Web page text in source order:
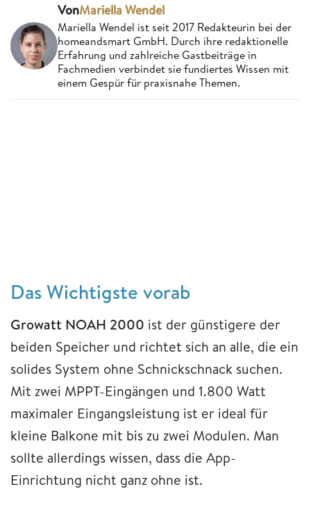
VonMariella Wendel
Mariella Wendel ist seit 2017 Redakteurin bei der
homeandsmart GmbH. Durch ihre redaktionelle
Erfahrung und zahlreiche Gastbeiträge in
Fachmedien verbindet sie fundiertes Wissen mit
einem Gespür für praxisnahe Themen.
Das Wichtigste vorab
Growatt NOAH 2000 ist der günstigere der
beiden Speicher und richtet sich an alle, die ein
solides System ohne Schnickschnack suchen.
Mit zwei MPPT-Eingängen und 1.800 Watt
maximaler Eingangsleistung ist er ideal für
kleine Balkone mit bis zu zwei Modulen. Man
sollte allerdings wissen, dass die App-
Einrichtung nicht ganz ohne ist.